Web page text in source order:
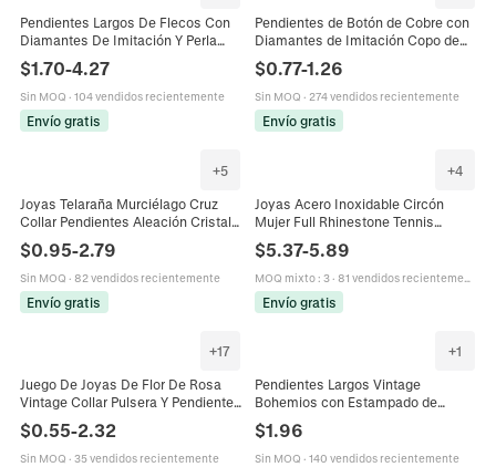
Pendientes Largos De Flecos Con
Diamantes De Imitación Y Perla
Artificial Con 925 Sterling Silver
Earring Post Joyería
$1.70-4.27
Sin MOQ · 104 vendidos recientemente
Envío gratis
Pendientes de Botón de Cobre con
Diamantes de Imitación Copo de
Nieve para Mujer Joyas
Geométricas Incrustadas con
Poste Inoxidable
$0.77-1.26
Sin MOQ · 274 vendidos recientemente
Envío gratis
+5
Joyas Telaraña Murciélago Cruz
Collar Pendientes Aleación Cristal
Punk Estilo Mujeres
$0.95-2.79
Sin MOQ · 82 vendidos recientemente
Envío gratis
+4
Joyas Acero Inoxidable Circón
Mujer Full Rhinestone Tennis
Corazón Cuadrado
$5.37-5.89
MOQ mixto: 3· 81 vendidos recientemente
Envío gratis
+17
Juego De Joyas De Flor De Rosa
Vintage Collar Pulsera Y Pendientes
Aleación Diamantes De Imitación
Accesorios Florales Románticos
$0.55-2.32
Sin MOQ · 35 vendidos recientemente
+1
Pendientes Largos Vintage
Bohemios con Estampado de
Leopardo y Turquesa Artificial
Joyería de Aleación Strass Estilo
Étnico Mujer
$1.96
Sin MOQ · 140 vendidos recientemente